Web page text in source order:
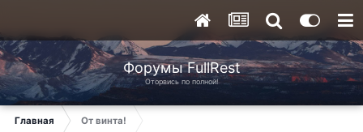
Форумы FullRest
Оторвись по полной!
Главная От винта!